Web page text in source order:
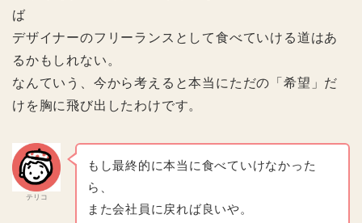
ば
デザイナーのフリーランスとして食べていける道はあ
るかもしれない。
なんていう、今から考えると本当にただの「希望」だ
けを胸に飛び出したわけです。
テリコ
もし最終的に本当に食べていけなかった
ら、
また会社員に戻れば良いや。